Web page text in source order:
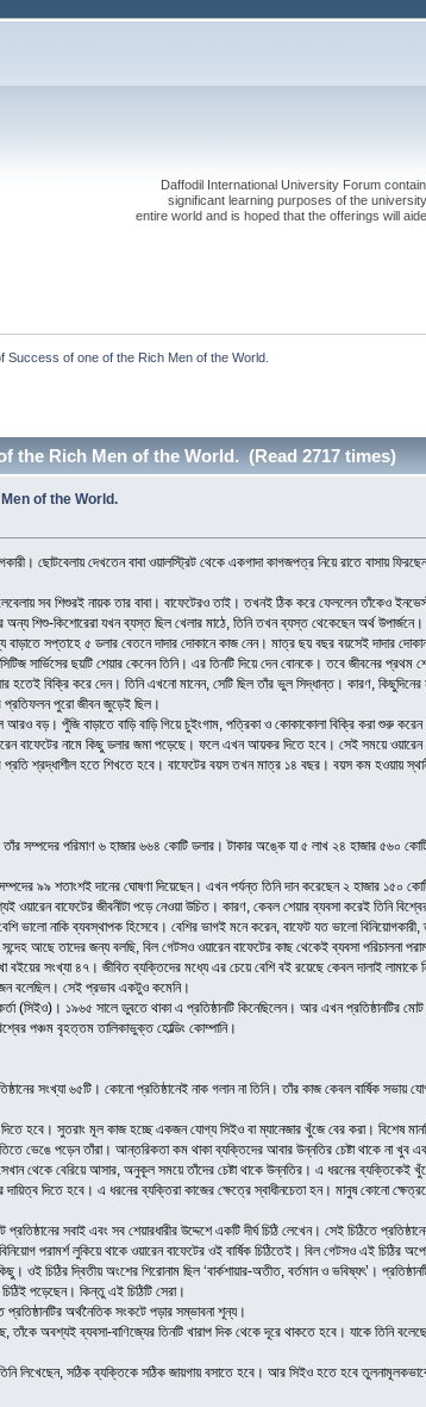
Daffodil International University Forum
significant learning purposes of the
entire world and is hoped that the offerings will
Success of one of the Rich Men of the World.
the Rich Men of the World. (Read 2717 times)
of the World.
ছোটবেলায় দেখতেন বাবা ওয়ালস্ট্রিট থেকে একগাদা কাগজপত্র নিয়ে রাতে বাসায়
সব শিশুরই নায়ক তার বাবা। বাফেটেরও তাই। তখনই ঠিক করে ফেললেন তাঁকেও
অন্য শিশু-কিশোরেরা যখন ব্যস্ত ছিল খেলার মাঠে, তিনি তখন ব্যস্ত থেকেছেন অর্থ উপার্জনে।
বাড়াতে সপ্তাহে ৫ ডলার বেতনে দাদার দোকানে কাজ নেন। মাত্র ছয় বছর বয়সেই দাদার
সার্ভিসের ছয়টি শেয়ার কেনেন তিনি। এর তিনটি দিয়ে দেন বোনকে। তবে জীবনের
হতেই বিক্রি করে দেন। তিনি এখনো মানেন, সেটি ছিল তাঁর ভুল সিদ্ধান্ত। কারণ,
প্রতিফলন পুরো জীবন জুড়েই ছিল।
আরও বড়। পুঁজি বাড়াতে বাড়ি বাড়ি গিয়ে চুইংগাম, পত্রিকা ও কোকাকোলা বিক্রি করা শুরু
বাফেটের নামে কিছু ডলার জমা পড়েছে। ফলে এখন আয়কর দিতে হবে। সেই সময়ে ওয়ারেন
শ্রদ্ধাশীল হতে শিখতে হবে। বাফেটের বয়স তখন মাত্র ১৪ বছর। বয়স কম হওয়ায়
তাঁর সম্পদের পরিমাণ ৬ হাজার ৬৬৪ কোটি ডলার। টাকার অঙ্কে যা ৫ লাখ ২৪ হাজার ৫৬০
৯৯ শতাংশই দানের ঘোষণা দিয়েছেন। এখন পর্যন্ত তিনি দান করেছেন ২ হাজার ১৫০
ওয়ারেন বাফেটের জীবনীটা পড়ে নেওয়া উচিত। কারণ, কেবল শেয়ার ব্যবসা করেই তিনি
ভালো নাকি ব্যবস্থাপক হিসেবে। বেশির ভাগই মনে করেন, বাফেট যত ভালো
আছে তাদের জন্য বলছি, বিল গেটসও ওয়ারেন বাফেটের কাছ থেকেই ব্যবসা পরিচালনা
বইয়ের সংখ্যা ৪৭। জীবিত ব্যক্তিদের মধ্যে এর চেয়ে বেশি বই রয়েছে কেবল দালাই
বলেছিল। সেই প্রভাব একটুও কমেনি।
কর্মকর্তা (সিইও)। ১৯৬৫ সালে ডুবতে থাকা এ প্রতিষ্ঠানটি কিনেছিলেন। আর এখন
পঞ্চম বৃহত্তম তালিকাভুক্ত হোল্ডিং কোম্পানি।
সংখ্যা ৬৫টি। কোনো প্রতিষ্ঠানেই নাক গলান না তিনি। তাঁর কাজ কেবল বার্ষিক
দিতে হবে। সুতরাং মূল কাজ হচ্ছে একজন যোগ্য সিইও বা ম্যানেজার খুঁজে বের করা। বিশেষ
ভেঙে পড়েন তাঁরা। আন্তরিকতা কম থাকা ব্যক্তিদের আবার উন্নতির চেষ্টা থাকে না
থেকে বেরিয়ে আসার, অনুকূল সময়ে তাঁদের চেষ্টা থাকে উন্নতির। এ ধরনের ব্যক্তিকেই
দিতে হবে। এ ধরনের ব্যক্তিরা কাজের ক্ষেত্রে স্বাধীনচেতা হন। মানুষ কোনো
প্রতিষ্ঠানের সবাই এবং সব শেয়ারধারীর উদ্দেশে একটি দীর্ঘ চিঠি লেখেন। সেই চিঠিতে
পরামর্শ লুকিয়ে থাকে ওয়ারেন বাফেটের ওই বার্ষিক চিঠিতেই। বিল গেটসও এই চিঠির
ওই চিঠির দ্বিতীয় অংশের শিরোনাম ছিল ‘বার্কশায়ার-অতীত, বর্তমান ও ভবিষ্যৎ’।
পড়েছেন। কিন্তু এই চিঠিটি সেরা।
অর্থনৈতিক সংকটে পড়ার সম্ভাবনা শূন্য।
অবশ্যই ব্যবসা-বাণিজ্যের তিনটি খারাপ দিক থেকে দূরে থাকতে হবে। যাকে তিনি
লিখেছেন, সঠিক ব্যক্তিকে সঠিক জায়গায় বসাতে হবে। আর সিইও হতে হবে